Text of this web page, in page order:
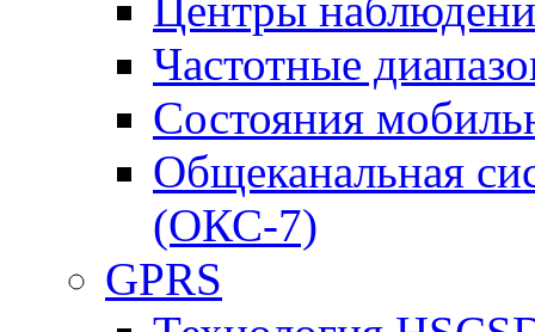
Частотные
Состояния
Общеканальная
(ОКС-7)
GPRS